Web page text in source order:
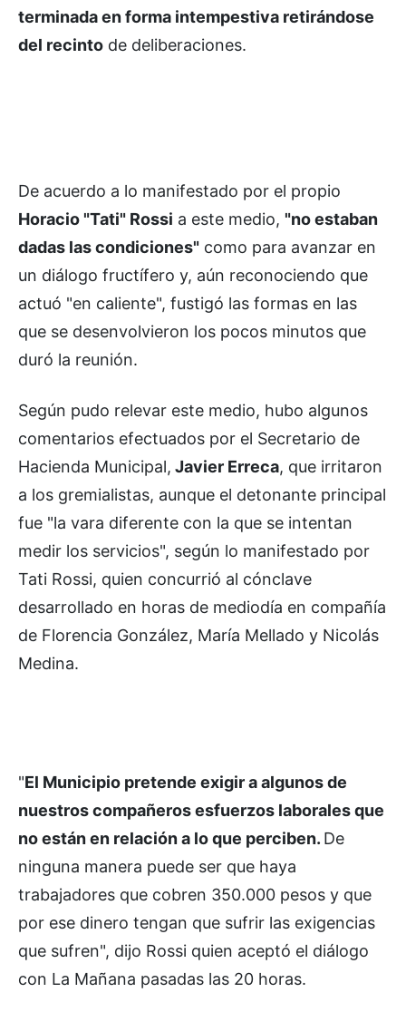
terminada en forma intempestiva retirándose
del recinto de deliberaciones.
De acuerdo a lo manifestado por el propio
Horacio "Tati" Rossi a este medio, "no estaban
dadas las condiciones" como para avanzar en
un diálogo fructífero y, aún reconociendo que
actuó "en caliente", fustigó las formas en las
que se desenvolvieron los pocos minutos que
duró la reunión.
Según pudo relevar este medio, hubo algunos
comentarios efectuados por el Secretario de
Hacienda Municipal, Javier Erreca, que irritaron
a los gremialistas, aunque el detonante principal
fue "la vara diferente con la que se intentan
medir los servicios", según lo manifestado por
Tati Rossi, quien concurrió al cónclave
desarrollado en horas de mediodía en compañía
de Florencia González, María Mellado y Nicolás
Medina.
"El Municipio pretende exigir a algunos de
nuestros compañeros esfuerzos laborales que
no están en relación a lo que perciben. De
ninguna manera puede ser que haya
trabajadores que cobren 350.000 pesos y que
por ese dinero tengan que sufrir las exigencias
que sufren", dijo Rossi quien aceptó el diálogo
con La Mañana pasadas las 20 horas.